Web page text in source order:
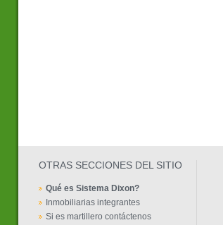
OTRAS SECCIONES DEL SITIO
Qué es Sistema Dixon?
Inmobiliarias integrantes
Si es martillero contáctenos